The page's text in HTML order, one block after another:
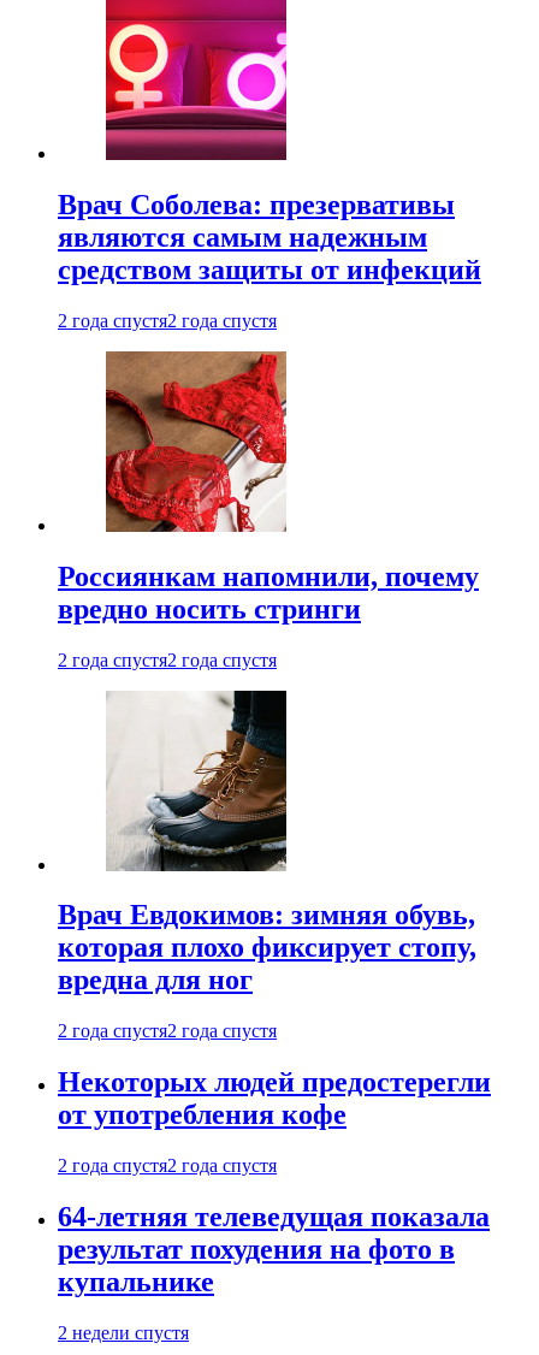
Врач Соболева: презервативы
являются самым надежным
средством защиты от инфекций
2 года спустя2 года спустя
Россиянкам напомнили, почему
вредно носить стринги
2 года спустя2 года спустя
Врач Евдокимов: зимняя обувь,
которая плохо фиксирует стопу,
вредна для ног
2 года спустя2 года спустя
Некоторых людей предостерегли
от употребления кофе
2 года спустя2 года спустя
64-летняя телеведущая показала
результат похудения на фото в
купальнике
2 недели спустя